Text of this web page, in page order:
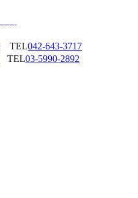
TEL042-643-3717
TEL03-5990-2892